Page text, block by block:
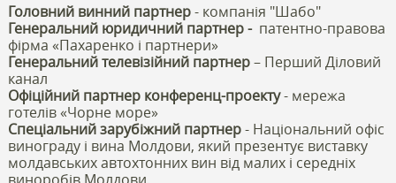
Головний винний партнер- компанія "Шабо"
Генеральний юридичний партнер -патентно-правова
фірма «Пахаренко і партнери»
Генеральний телевізійний партнер– Перший Діловий
канал
Офіційний партнер конференц-проекту- мережа
готелів «Чорне море»
Спеціальний зарубіжний партнер- Національний офіс
винограду і вина Молдови, який презентує виставку
молдавських автохтонних вин від малих і середніх